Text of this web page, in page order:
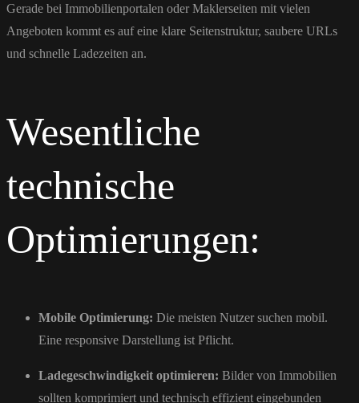
Gerade bei Immobilienportalen oder Maklerseiten mit vielen
Angeboten kommt es auf eine klare Seitenstruktur, saubere URLs
und schnelle Ladezeiten an.
Wesentliche
technische
Optimierungen:
Mobile Optimierung: Die meisten Nutzer suchen mobil.
Eine responsive Darstellung ist Pflicht.
Ladegeschwindigkeit optimieren: Bilder von Immobilien
sollten komprimiert und technisch effizient eingebunden